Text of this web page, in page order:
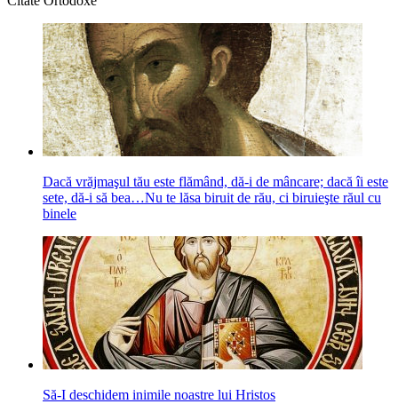
Dacă vrăjmaşul tău este flămând, dă-i de mâncare; dacă îi este
sete, dă-i să bea…Nu te lăsa biruit de rău, ci biruieşte răul cu
binele
Să-I deschidem inimile noastre lui Hristos